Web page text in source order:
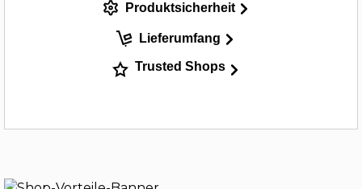
Produktsicherheit
Lieferumfang
Trusted Shops